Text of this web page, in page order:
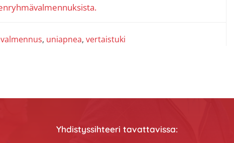
, uniapnea, vertaistuki
Yhdistyssihteeri tavattavissa: